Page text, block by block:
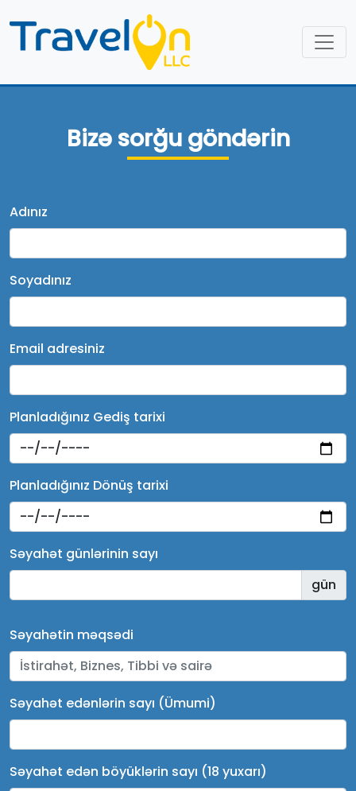
Bizə sorğu göndərin
Adınız
Soyadınız
Email adresiniz
Planladığınız Gediş tarixi
Planladığınız Dönüş tarixi
Səyahət günlərinin sayı
gün
Səyahətin məqsədi
Səyahət edənlərin sayı (Ümumi)
Səyahət edən böyüklərin sayı (18 yuxarı)